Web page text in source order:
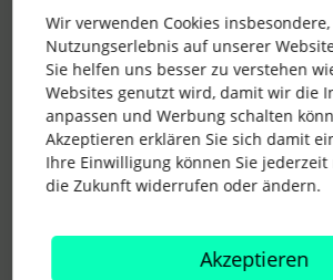
zuweisen.
Interessant wäre hier, ob man das
Mitarbeiter einstellen kann, was natürliche
effektiver wäre!
Beste Grüße
Dana
Wir verwenden Cookies
Nutzungserlebnis auf unserer
Sie helfen uns besser zu verstehen
Websites genutzt wird, damit wir die
anpassen und Werbung schalten
Akzeptieren erklären Sie sich damit
Ihre Einwilligung können Sie
die Zukunft widerrufen oder ändern.
Akzeptieren